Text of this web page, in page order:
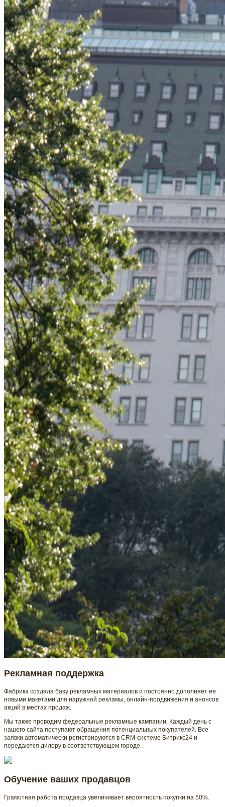
Рекламная поддержка
Фабрика создала базу рекламных материалов и постоянно дополняет ее
новыми макетами для наружной рекламы, онлайн-продвижения и анонсов
акций в местах продаж.
Мы также проводим федеральные рекламные кампании. Каждый день с
нашего сайта поступают обращения потенциальных покупателей. Все
заявки автоматически регистрируются в CRM-системе Битрикс24 и
передаются дилеру в соответствующем городе.
Обучение ваших продавцов
Грамотная работа продавца увеличивает вероятность покупки на 50%.